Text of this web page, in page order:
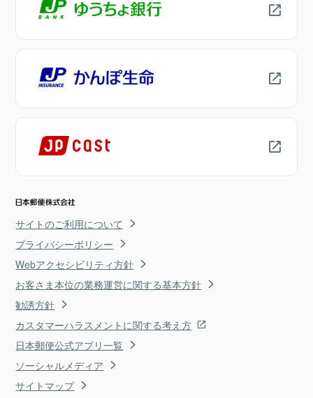
サイトのご利用について
プライバシーポリシー
Webアクセシビリティ方針
お客さま本位の業務運営に関する基本方針
勧誘方針
カスタマーハラスメントに関する考え方
日本郵便公式アプリ一覧
ソーシャルメディア
サイトマップ